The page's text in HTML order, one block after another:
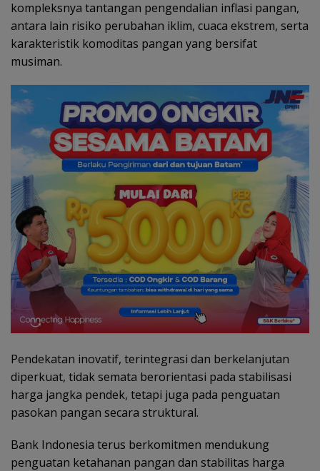
kompleksnya tantangan pengendalian inflasi pangan,
antara lain risiko perubahan iklim, cuaca ekstrem, serta
karakteristik komoditas pangan yang bersifat
musiman.
Pendekatan inovatif, terintegrasi dan berkelanjutan
diperkuat, tidak semata berorientasi pada stabilisasi
harga jangka pendek, tetapi juga pada penguatan
pasokan pangan secara struktural.
Bank Indonesia terus berkomitmen mendukung
penguatan ketahanan pangan dan stabilitas harga